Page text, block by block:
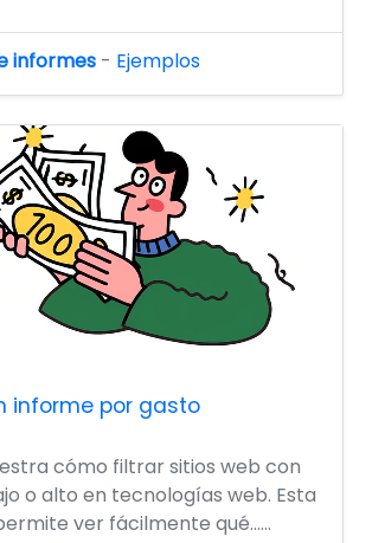
informes - Ejemplos
informe por gasto
cómo filtrar sitios web con
o alto en tecnologías web. Esta
ver fácilmente qué......